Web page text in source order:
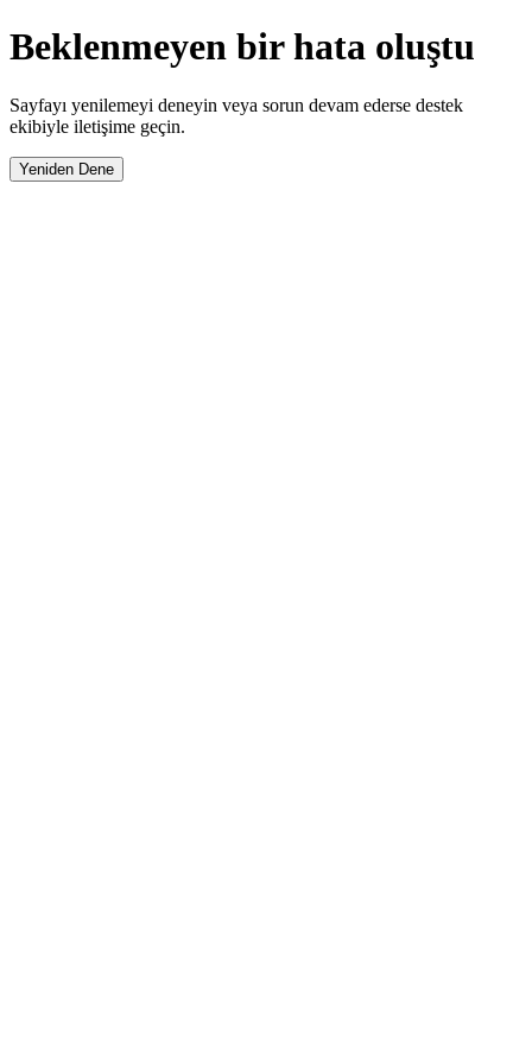
Beklenmeyen bir hata oluştu
Sayfayı yenilemeyi deneyin veya sorun devam ederse destek
ekibiyle iletişime geçin.
Yeniden Dene